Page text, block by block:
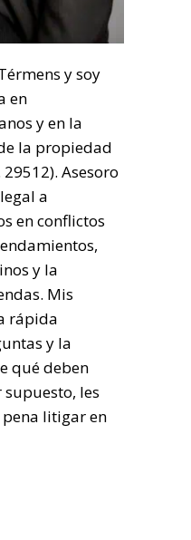
y soy
en
y en la
la propiedad
Asesoro
a
en conflictos
y la
Mis
rápida
y la
qué deben
supuesto, les
litigar en